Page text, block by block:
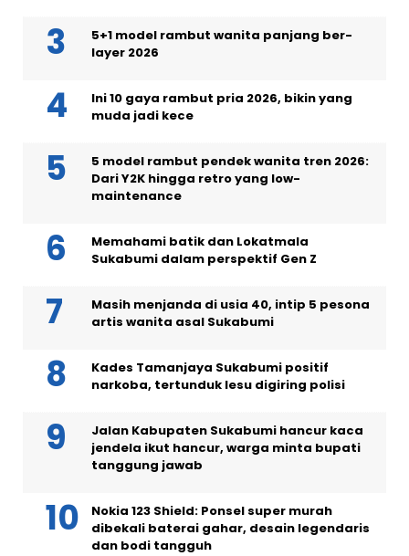
5+1 model rambut wanita panjang ber-
layer 2026
Ini 10 gaya rambut pria 2026, bikin yang
muda jadi kece
5 model rambut pendek wanita tren 2026:
Dari Y2K hingga retro yang low-
maintenance
Memahami batik dan Lokatmala
Sukabumi dalam perspektif Gen Z
Masih menjanda di usia 40, intip 5 pesona
artis wanita asal Sukabumi
Kades Tamanjaya Sukabumi positif
narkoba, tertunduk lesu digiring polisi
Jalan Kabupaten Sukabumi hancur kaca
jendela ikut hancur, warga minta bupati
tanggung jawab
Nokia 123 Shield: Ponsel super murah
dibekali baterai gahar, desain legendaris
dan bodi tangguh